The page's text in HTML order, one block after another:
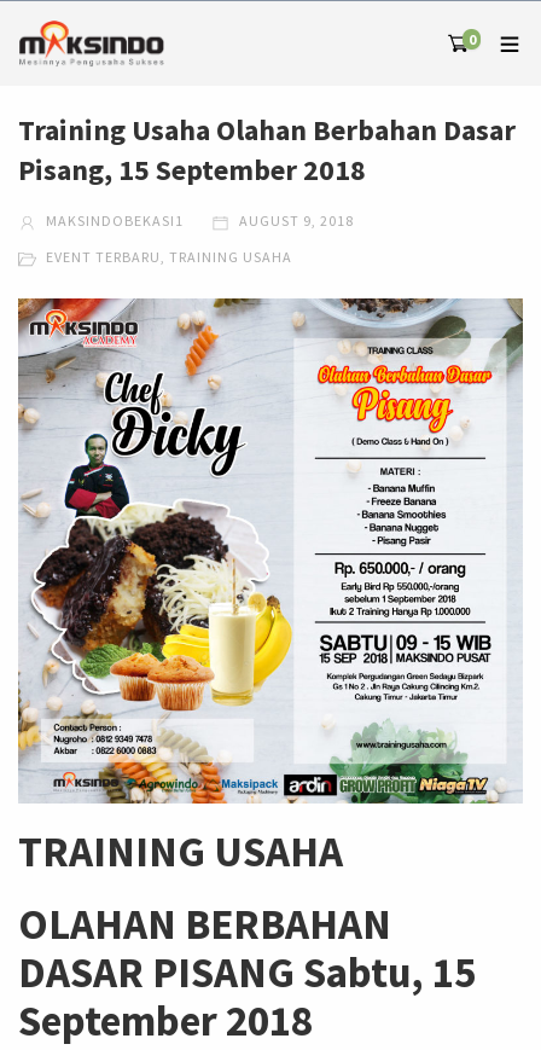
0
Training Usaha Olahan Berbahan Dasar
Pisang, 15 September 2018
MAKSINDOBEKASI1 AUGUST 9, 2018
EVENT TERBARU, TRAINING USAHA
TRAINING USAHA
OLAHAN BERBAHAN
DASAR PISANG Sabtu, 15
September 2018